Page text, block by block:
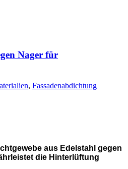
Nager für
, Fassadenabdichtung
aus Edelstahl gegen
die Hinterlüftung